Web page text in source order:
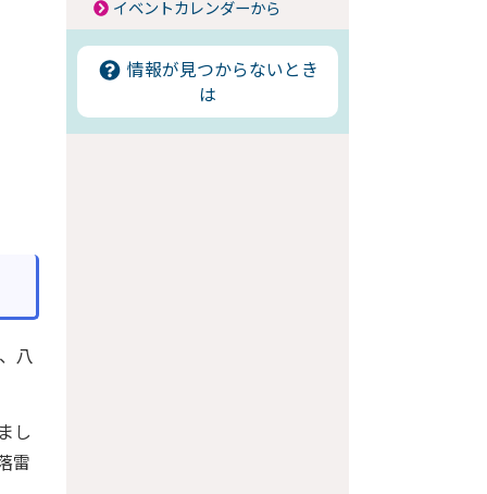
八
し
雷
イベントカレンダーから
情報が見つからないとき
は